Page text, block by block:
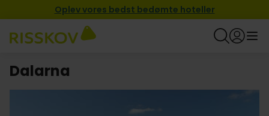
Oplev vores bedst bedømte hoteller
Dalarna